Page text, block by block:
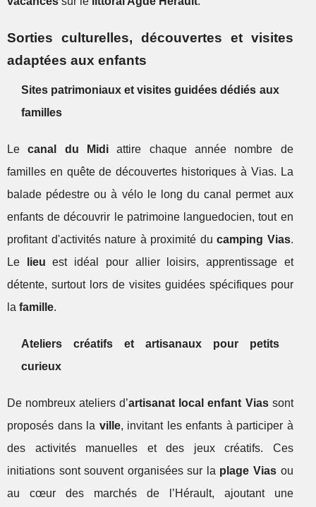
Sorties culturelles, découvertes et visites
adaptées aux enfants
Sites patrimoniaux et visites guidées dédiés aux
familles
Lecanal du Midiattire chaque année nombre de
familles en quête de découvertes historiques à Vias. La
balade pédestre ou à vélo le long du canal permet aux
enfants de découvrir le patrimoine languedocien, tout en
profitant d'activités nature à proximité ducamping Vias.
Le
lieu est idéal pour allier loisirs, apprentissage et
détente, surtout lors de visites guidées spécifiques pour
la famille.
Ateliers créatifs et artisanaux pour petits
curieux
De nombreux ateliers d’artisanat local enfant Viassont
proposés dans la ville, invitant les enfants à participer à
des activités manuelles et des jeux créatifs. Ces
initiations sont souvent organisées sur la plage Vias ou
au cœur des marchés de l’Hérault, ajoutant une